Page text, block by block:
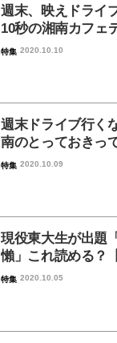
週末、映えドライ
10秒の湘南カフェ
特集 2020.10.10
週末ドライブ行く
南のとっておきっ
特集 2020.10.09
現役東大生が出題
懶」これ読める？
特集 2020.10.05